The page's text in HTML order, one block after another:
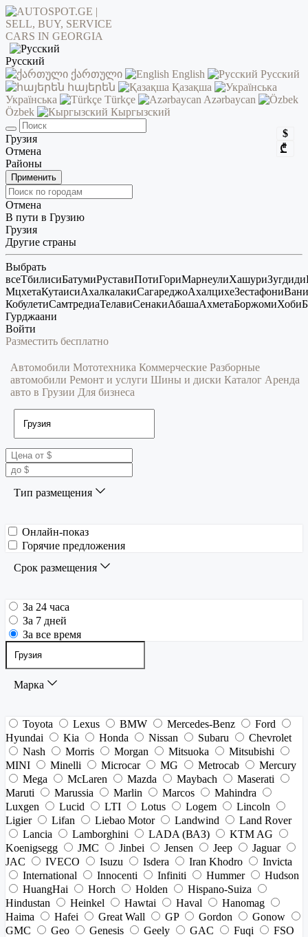
Русский
ქართული
English
Русский
հայերեն
Қазақша
Українська
Türkçe
Azərbaycan
Özbek
Кыргызский
$
₾
Грузия
Отмена
Районы
Применить
Отмена
В пути в Грузию
Грузия
Другие страны
Выбрать
всеТбилисиБатумиРуставиПотиГориМарнеулиХашуриЗугдиди
МцхетаКутаисиАхалкалакиСагареджоАхалцихеЗестафониВани
КобулетиСамтредиаТелавиСенакиАбашаАхметаБоржомиХоби
Гурджаани
Войти
Разместить бесплатно
Автомобили Мототехника Коммерческие Разборные
автомобили Ремонт и услуги Шины и диски Каталог Аренда
авто в Грузии Для бизнеса
Тип размещения
Онлайн-показ
Горячие предложения
Срок размещения
За 24 часа
За 7 дней
За все время
Марка
Toyota Lexus BMW Mercedes-Benz
Ford
Hyundai
Kia Honda Nissan Subaru
Chevrolet
Nash
Morris Morgan Mitsuoka
Mitsubishi
MINI
Minelli Microcar MG Metrocab
Mercury
Mega
McLaren Mazda Maybach
Maserati
Maruti
Marussia Marlin Marcos
Mahindra
Luxgen
Lucid LTI Lotus Logem
Lincoln
Ligier
Lifan Liebao Motor Landwind
Land Rover
Lancia
Lamborghini LADA (ВАЗ)
KTM AG
Koenigsegg
JMC Jinbei Jensen Jeep
Jaguar
JAC
IVECO Isuzu Isdera Iran Khodro
Invicta
International
Innocenti Infiniti Hummer
Hudson
HuangHai
Horch Holden
Hispano-Suiza
Hindustan
Heinkel Hawtai Haval
Hanomag
Haima
Hafei Great Wall GP Gordon
Gonow
GMC
Geo Genesis Geely GAC Fuqi
FSO